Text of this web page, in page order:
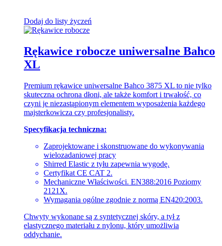
Dodaj do listy życzeń
Rękawice robocze uniwersalne Bahco
XL
Premium rękawice uniwersalne Bahco 3875 XL to nie tylko
skuteczna ochrona dłoni, ale także komfort i trwałość, co
czyni je niezastąpionym elementem wyposażenia każdego
majsterkowicza czy profesjonalisty.
Specyfikacja techniczna:
Zaprojektowane i skonstruowane do wykonywania
wielozadaniowej pracy
Shirred Elastic z tyłu zapewnia wygodę.
Certyfikat CE CAT 2.
Mechaniczne Właściwości. EN388:2016 Poziomy
2121X.
Wymagania ogólne zgodnie z normą EN420:2003.
Chwyty wykonane są z syntetycznej skóry, a tył z
elastycznego materiału z nylonu, który umożliwia
oddychanie.